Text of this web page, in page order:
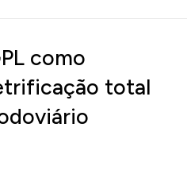
como
total